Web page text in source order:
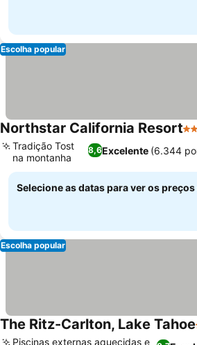
Escolha popular
Northstar California Resort3
8,6Excelente (6.344
Tradição Tost
na montanha
Selecione as datas para ver os preços
Escolha popular
The Ritz-Carlton, Lake Tahoe
Piscinas externas aquecidas e